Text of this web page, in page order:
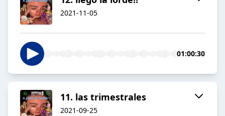
2021-11-05
01:00:30
11. las trimestrales
2021-09-25